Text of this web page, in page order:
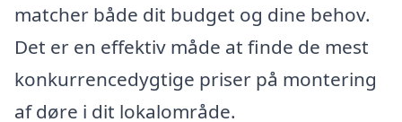
matcher både dit budget og dine behov.
Det er en effektiv måde at finde de mest
konkurrencedygtige priser på montering
af døre i dit lokalområde.